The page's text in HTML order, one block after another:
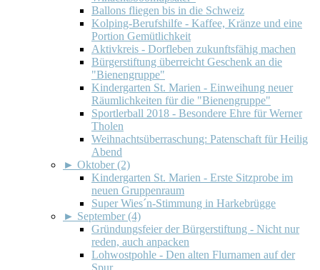
Ballons fliegen bis in die Schweiz
Kolping-Berufshilfe - Kaffee, Kränze und eine
Portion Gemütlichkeit
Aktivkreis - Dorfleben zukunftsfähig machen
Bürgerstiftung überreicht Geschenk an die
"Bienengruppe"
Kindergarten St. Marien - Einweihung neuer
Räumlichkeiten für die "Bienengruppe"
Sportlerball 2018 - Besondere Ehre für Werner
Tholen
Weihnachtsüberraschung: Patenschaft für Heilig
Abend
► Oktober (2)
Kindergarten St. Marien - Erste Sitzprobe im
neuen Gruppenraum
Super Wies´n-Stimmung in Harkebrügge
► September (4)
Gründungsfeier der Bürgerstiftung - Nicht nur
reden, auch anpacken
Lohwostpohle - Den alten Flurnamen auf der